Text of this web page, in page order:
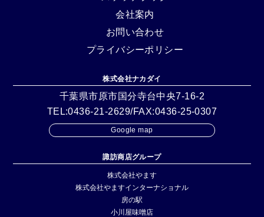
会社案内
お問い合わせ
プライバシーポリシー
株式会社ナカダイ
千葉県市原市国分寺台中央7-16-2
TEL:0436-21-2629/FAX:0436-25-0307
Google map
諏訪商店グループ
株式会社やます
株式会社やますインターナショナル
房の駅
小川屋味噌店